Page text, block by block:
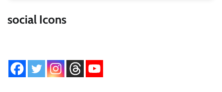
social Icons